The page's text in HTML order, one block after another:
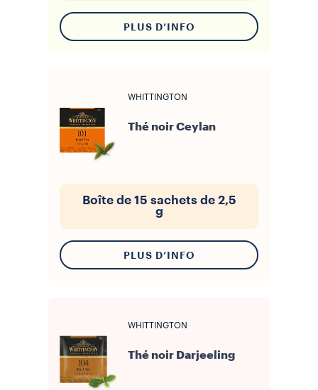
PLUS D’INFO
WHITTINGTON
Thé noir Ceylan
Boîte de 15 sachets de 2,5
g
PLUS D’INFO
WHITTINGTON
Thé noir Darjeeling